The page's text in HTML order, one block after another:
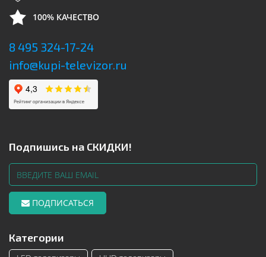
100% КАЧЕСТВО
8 495 324-17-24
info@kupi-televizor.ru
Подпишись на СКИДКИ!
ПОДПИСАТЬСЯ
Категории